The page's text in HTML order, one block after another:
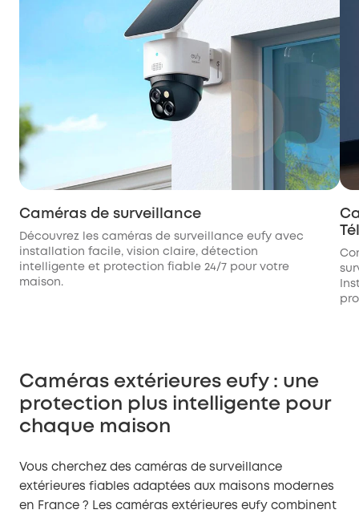
Caméras de surveillance
Découvrez les caméras de surveillance eufy avec
installation facile, vision claire, détection
intelligente et protection fiable 24/7 pour votre
maison.
Caméras extérieures eufy : une
protection plus intelligente pour
chaque maison
Vous cherchez des caméras de surveillance
extérieures fiables adaptées aux maisons modernes
en France ? Les caméras extérieures eufy combinent